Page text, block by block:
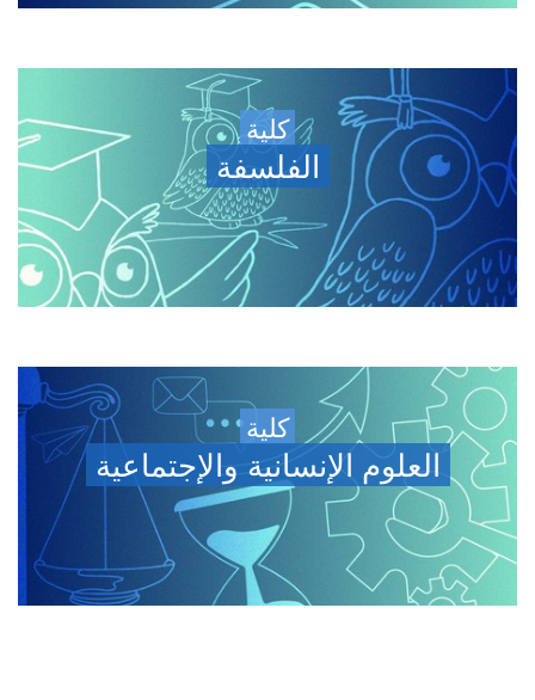
كلية
الفلسفة
كلية
العلوم الإنسانية والإجتماعية